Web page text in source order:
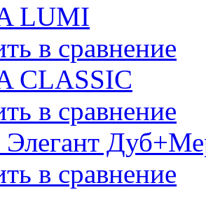
LUMI
в сравнение
CLASSIC
в сравнение
в сравнение